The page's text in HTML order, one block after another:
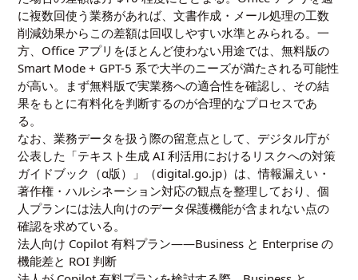
に複数回使う業務があれば、文書作成・メール処理の工数
削減効果からこの差額は回収しやすい水準とみられる。一
方、Office アプリをほとんど使わない用途では、無料版の
Smart Mode + GPT-5 系で大半のニーズが満たされる可能性
が高い。まず無料版で実業務への適合性を確認し、その結
果をもとに有料化を判断するのが合理的なプロセスであ
る。
なお、業務データを扱う際の留意点として、デジタル庁が
公表した「テキスト生成 AI 利活用におけるリスクへの対策
ガイドブック（α版）」（digital.go.jp）は、情報漏えい・
著作権・ハルシネーション対応の観点を整理しており、個
人プランには法人向けのデータ保護機能が含まれない点の
確認を求めている。
法人向け Copilot 有料プラン——Business と Enterprise の
機能差と ROI 判断